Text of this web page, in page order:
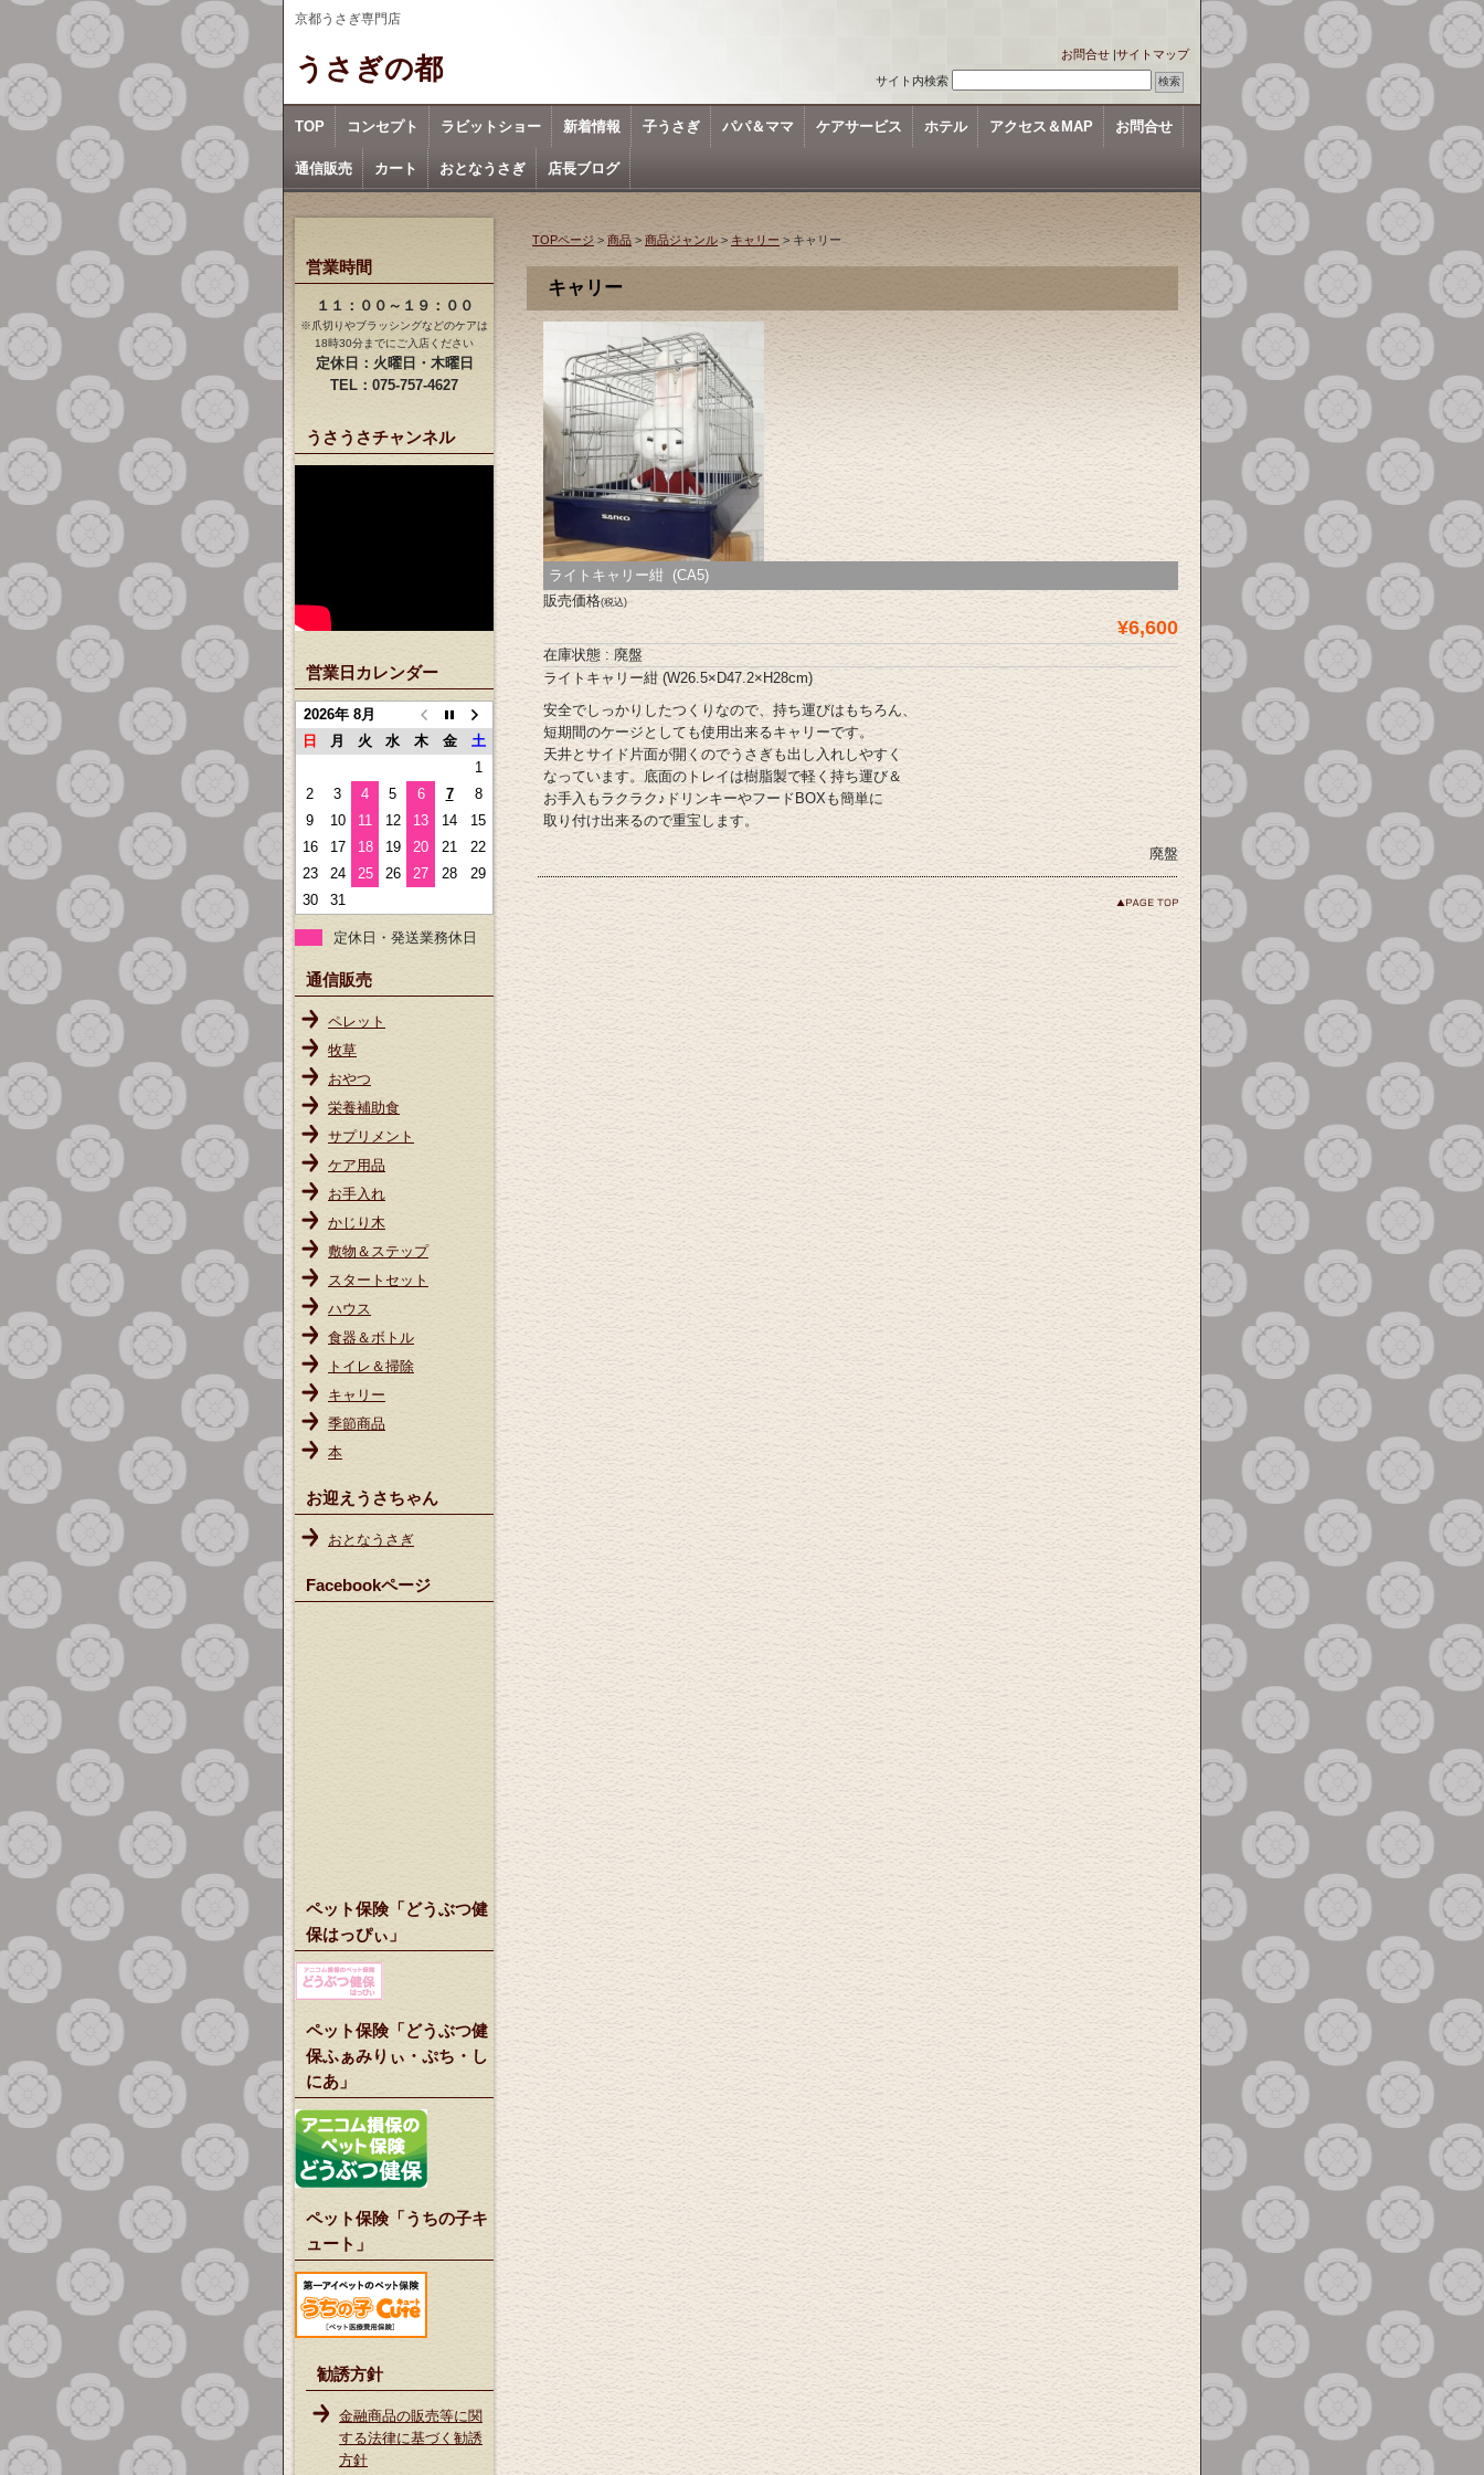
京都うさぎ専門店
うさぎの都 お問合せ |サイトマップ
サイト内検索
TOP コンセプト ラビットショー 新着情報 子うさぎ パパ＆ママ ケアサービス ホテル アクセス＆MAP お問合せ
通信販売 カート おとなうさぎ 店長ブログ
TOPページ> 商品 > 商品ジャンル> キャリー > キャリー
キャリー
ライトキャリー紺 (CA5)
販売価格(税込)
¥6,600
在庫状態 : 廃盤
ライトキャリー紺 (W26.5×D47.2×H28cm)
安全でしっかりしたつくりなので、持ち運びはもちろん、
短期間のケージとしても使用出来るキャリーです。
天井とサイド片面が開くのでうさぎも出し入れしやすく
なっています。底面のトレイは樹脂製で軽く持ち運び＆
お手入もラクラク♪ドリンキーやフードBOXも簡単に
取り付け出来るので重宝します。
廃盤
営業時間
１１：００～１９：００
※爪切りやブラッシングなどのケアは
18時30分までにご入店ください
定休日：火曜日・木曜日
TEL：075-757-4627
うさうさチャンネル
営業日カレンダー
2026年 8月
日
月 火 水 木 金
土
1
2
3 4 5 6 7
8
9
10 11 12 13 14
15
16
17 18 19 20 21
22
23
24 25 26 27 28
29
30
31
定休日・発送業務休日
通信販売
ペレット
牧草
おやつ
栄養補助食
サプリメント
ケア用品
お手入れ
かじり木
敷物＆ステップ
スタートセット
ハウス
食器＆ボトル
トイレ＆掃除
キャリー
季節商品
本
お迎えうさちゃん
おとなうさぎ
Facebookページ
ペット保険「どうぶつ健
保はっぴぃ」
ペット保険「どうぶつ健
保ふぁみりぃ・ぷち・し
にあ」
ペット保険「うちの子キ
ュート」
勧誘方針
金融商品の販売等に関
する法律に基づく勧誘
方針